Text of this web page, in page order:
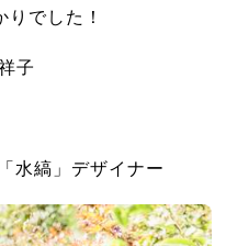
でした！
子
水縞」デザイナー